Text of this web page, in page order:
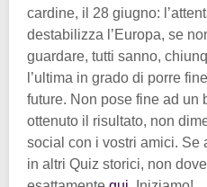
cardine, il 28 giugno:
destabilizza l’Europa, se
guardare, tutti sanno,
l’ultima in grado di porre
future. Non pose fine ad un
ottenuto il risultato, non
social con i vostri amici. Se
in altri Quiz storici, non